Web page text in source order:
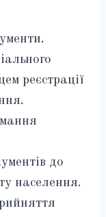
реєстрації
до
населення.